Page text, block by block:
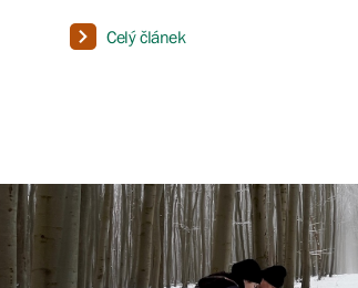
Celý článek